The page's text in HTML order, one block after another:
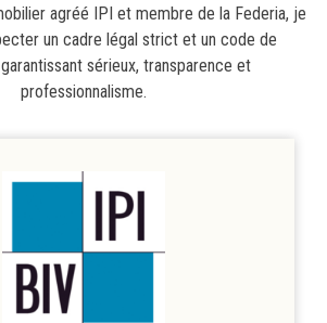
agréé IPI et membre de la Federia, je
un cadre légal strict et un code de
sérieux, transparence et
professionnalisme.